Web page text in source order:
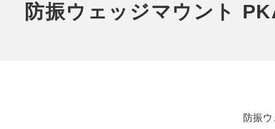
防振ウェッジマウント
防振